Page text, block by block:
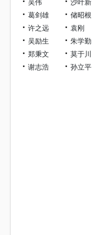
葛剑雄
储昭根
许之远
袁刚
吴励生
朱学勤
郑秉文
莫于川
谢志浩
孙立平